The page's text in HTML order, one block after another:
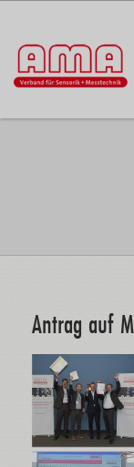
Antrag auf